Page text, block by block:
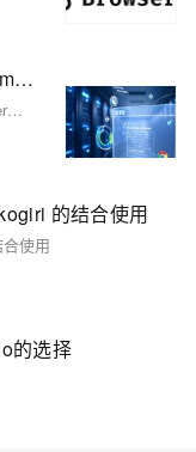
深度解析：使用 Headless 模式 ChromeDriver 进行无界面浏览器操作
本文介绍了基于无界面浏览器（如ChromeDriver）和代理IP技术的现代爬虫解决方案，以应对传统爬虫面临的反爬机制和动态加载内容等问题。通过Selenium驱动ChromeDriver，并结合亿牛云爬虫代理、自定义Cookie和User-Agent设置，实现高效的数据采集。代码示例展示了如何配置ChromeDriver、处理代理认证、添加Cookie及捕获异常，确保爬虫稳定运行。性能对比显示，Headless模式下的ChromeDriver在数据采集成功率、响应时间和反爬规避能力上显著优于传统爬虫。该方案广泛应用于电商、金融和新闻媒体等行业。
的结合使用
使用
的选择